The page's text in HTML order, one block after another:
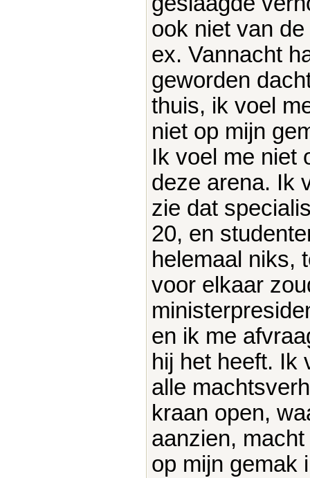
ook niet van
ex. Vannacht
geworden
thuis, ik voel
niet op mijn
Ik voel me niet
deze arena. Ik
zie dat
20, en
helemaal niks,
voor elkaar
en ik me
hij het heeft. Ik
alle
kraan open,
aanzien,
op mijn gemak